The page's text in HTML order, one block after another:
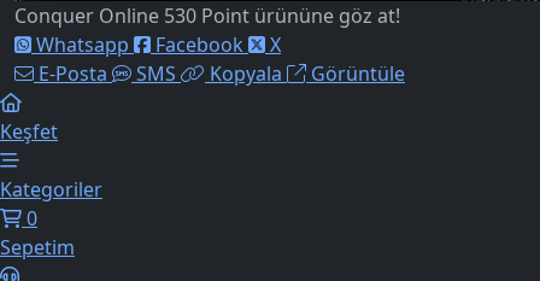
Conquer Online 530 Point ürününe göz at!
Whatsapp
Facebook
X
E-Posta
SMS Kopyala Görüntüle
Keşfet
Kategoriler
0
Sepetim